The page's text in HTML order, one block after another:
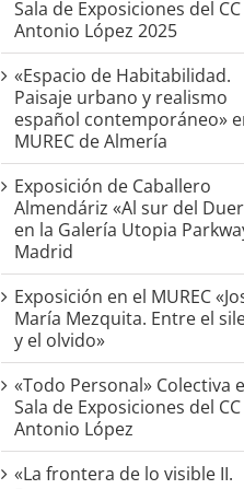
Sala de Exposiciones del CC
Antonio López 2025
«Espacio de Habitabilidad.
Paisaje urbano y realismo
español contemporáneo»
MUREC de Almería
Exposición de Caballero
Almendáriz «Al sur del
en la Galería Utopia
Madrid
Exposición en el MUREC
María Mezquita. Entre el
y el olvido»
«Todo Personal» Colectiva
Sala de Exposiciones del CC
Antonio López
«La frontera de lo visible II.